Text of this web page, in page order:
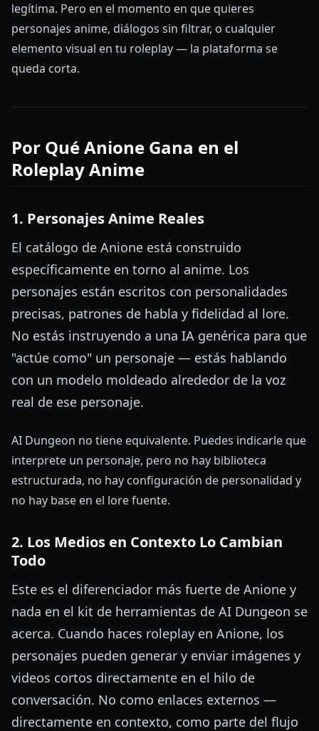
legítima. Pero en el momento en que quieres
personajes anime, diálogos sin filtrar, o cualquier
elemento visual en tu roleplay — la plataforma se
queda corta.
Por Qué Anione Gana en el
Roleplay Anime
1. Personajes Anime Reales
El catálogo de Anione está construido
específicamente en torno al anime. Los
personajes están escritos con personalidades
precisas, patrones de habla y fidelidad al lore.
No estás instruyendo a una IA genérica para que
"actúe como" un personaje — estás hablando
con un modelo moldeado alrededor de la voz
real de ese personaje.
AI Dungeon no tiene equivalente. Puedes indicarle que
interprete un personaje, pero no hay biblioteca
estructurada, no hay configuración de personalidad y
no hay base en el lore fuente.
2. Los Medios en Contexto Lo Cambian
Todo
Este es el diferenciador más fuerte de Anione y
nada en el kit de herramientas de AI Dungeon se
acerca. Cuando haces roleplay en Anione, los
personajes pueden generar y enviar imágenes y
videos cortos directamente en el hilo de
conversación. No como enlaces externos —
directamente en contexto, como parte del flujo